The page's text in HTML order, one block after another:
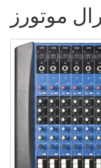
موتورز